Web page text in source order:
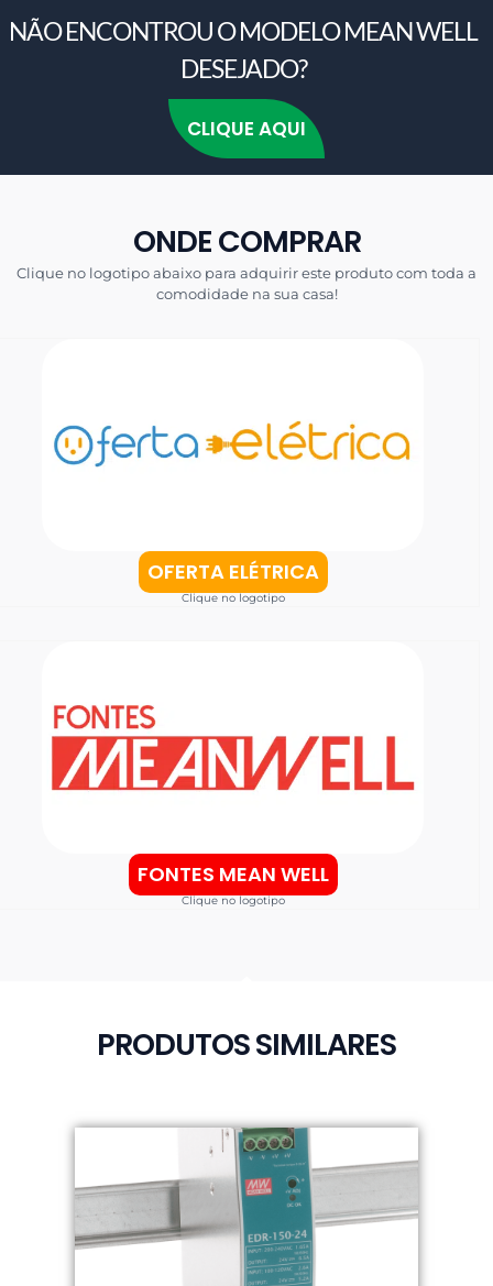
NÃO ENCONTROU O MODELO MEAN WELL
DESEJADO?
CLIQUE AQUI
ONDE COMPRAR
Clique no logotipo abaixo para adquirir este produto com toda a
comodidade na sua casa!
OFERTA ELÉTRICA
Clique no logotipo
FONTES MEAN WELL
Clique no logotipo
PRODUTOS SIMILARES